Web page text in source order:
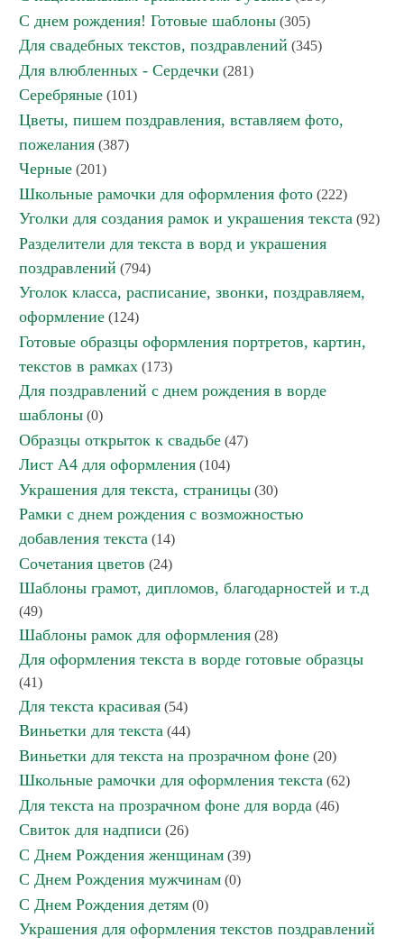
С днем рождения! Готовые шаблоны (305)
Для свадебных текстов, поздравлений (345)
Для влюбленных - Сердечки (281)
Серебряные (101)
Цветы, пишем поздравления, вставляем фото,
пожелания (387)
Черные (201)
Школьные рамочки для оформления фото (222)
Уголки для создания рамок и украшения текста (92)
Разделители для текста в ворд и украшения
поздравлений (794)
Уголок класса, расписание, звонки, поздравляем,
оформление (124)
Готовые образцы оформления портретов, картин,
текстов в рамках (173)
Для поздравлений с днем рождения в ворде
шаблоны (0)
Образцы открыток к свадьбе (47)
Лист А4 для оформления (104)
Украшения для текста, страницы (30)
Рамки с днем рождения с возможностью
добавления текста (14)
Сочетания цветов (24)
Шаблоны грамот, дипломов, благодарностей и т.д
(49)
Шаблоны рамок для оформления (28)
Для оформления текста в ворде готовые образцы
(41)
Для текста красивая (54)
Виньетки для текста (44)
Виньетки для текста на прозрачном фоне (20)
Школьные рамочки для оформления текста (62)
Для текста на прозрачном фоне для ворда (46)
Свиток для надписи (26)
С Днем Рождения женщинам (39)
С Днем Рождения мужчинам (0)
С Днем Рождения детям (0)
Украшения для оформления текстов поздравлений